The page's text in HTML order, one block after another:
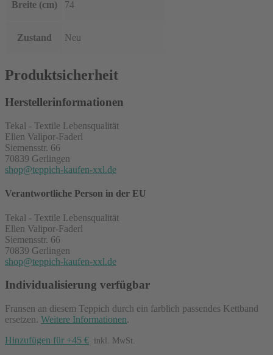
Breite (cm) 74
Zustand Neu
Produktsicherheit
Herstellerinformationen
Tekal - Textile Lebensqualität
Ellen Valipor-Faderl
Siemensstr. 66
70839 Gerlingen
shop@teppich-kaufen-xxl.de
Verantwortliche Person in der EU
Tekal - Textile Lebensqualität
Ellen Valipor-Faderl
Siemensstr. 66
70839 Gerlingen
shop@teppich-kaufen-xxl.de
Individualisierung verfügbar
Fransen an diesem Teppich durch ein farblich passendes Kettband
ersetzen. Weitere Informationen.
Hinzufügen für +45 € inkl. MwSt.